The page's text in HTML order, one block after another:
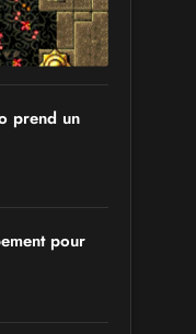
prend un
pour